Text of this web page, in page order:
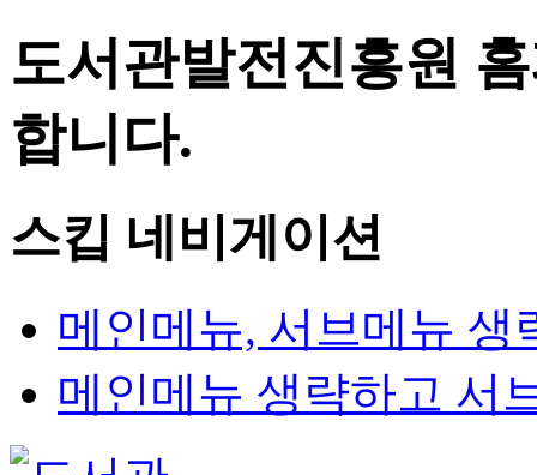
도서관발전진흥원
합니다.
스킵 네비게이션
메인메뉴, 서브메뉴 생
메인메뉴 생략하고 서